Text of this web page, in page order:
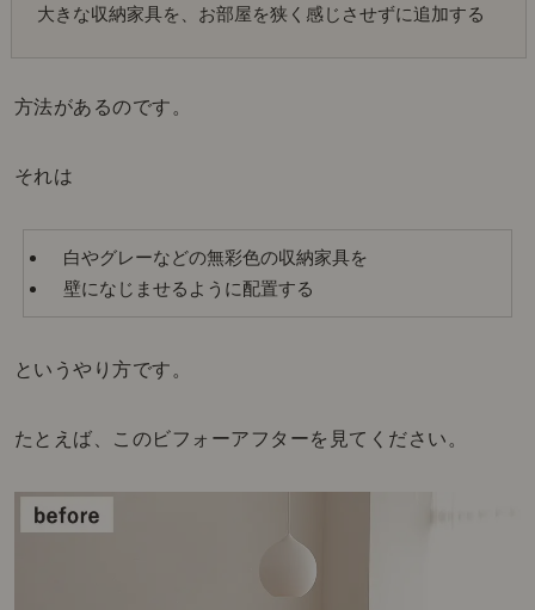
大きな収納家具を、お部屋を狭く感じさせずに追加する
方法があるのです。
それは
白やグレーなどの無彩色の収納家具を
壁になじませるように配置する
というやり方です。
たとえば、このビフォーアフターを見てください。